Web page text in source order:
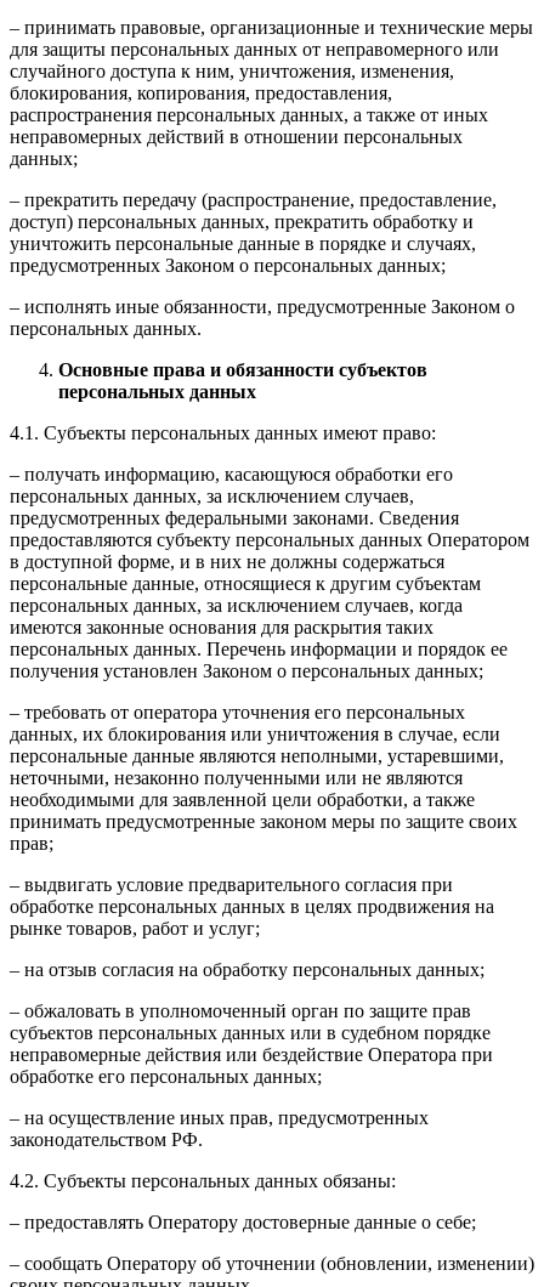
– принимать правовые, организационные и технические меры
для защиты персональных данных от неправомерного или
случайного доступа к ним, уничтожения, изменения,
блокирования, копирования, предоставления,
распространения персональных данных, а также от иных
неправомерных действий в отношении персональных
данных;
– прекратить передачу (распространение, предоставление,
доступ) персональных данных, прекратить обработку и
уничтожить персональные данные в порядке и случаях,
предусмотренных Законом о персональных данных;
– исполнять иные обязанности, предусмотренные Законом о
персональных данных.
Основные права и обязанности субъектов
персональных данных
4.1. Субъекты персональных данных имеют право:
– получать информацию, касающуюся обработки его
персональных данных, за исключением случаев,
предусмотренных федеральными законами. Сведения
предоставляются субъекту персональных данных Оператором
в доступной форме, и в них не должны содержаться
персональные данные, относящиеся к другим субъектам
персональных данных, за исключением случаев, когда
имеются законные основания для раскрытия таких
персональных данных. Перечень информации и порядок ее
получения установлен Законом о персональных данных;
– требовать от оператора уточнения его персональных
данных, их блокирования или уничтожения в случае, если
персональные данные являются неполными, устаревшими,
неточными, незаконно полученными или не являются
необходимыми для заявленной цели обработки, а также
принимать предусмотренные законом меры по защите своих
прав;
– выдвигать условие предварительного согласия при
обработке персональных данных в целях продвижения на
рынке товаров, работ и услуг;
– на отзыв согласия на обработку персональных данных;
– обжаловать в уполномоченный орган по защите прав
субъектов персональных данных или в судебном порядке
неправомерные действия или бездействие Оператора при
обработке его персональных данных;
– на осуществление иных прав, предусмотренных
законодательством РФ.
4.2. Субъекты персональных данных обязаны:
– предоставлять Оператору достоверные данные о себе;
– сообщать Оператору об уточнении (обновлении, изменении)